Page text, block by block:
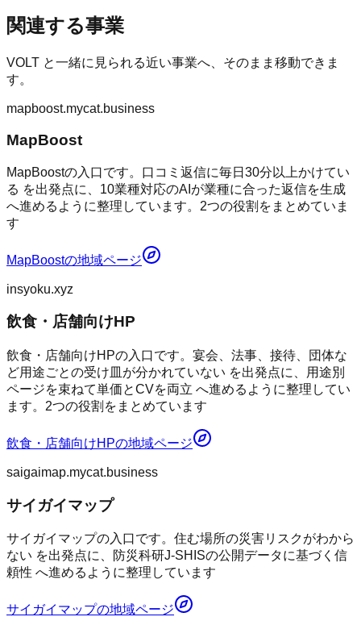
関連する事業
VOLT と一緒に見られる近い事業へ、そのまま移動できま
す。
mapboost.mycat.business
MapBoost
MapBoostの入口です。口コミ返信に毎日30分以上かけてい
る を出発点に、10業種対応のAIが業種に合った返信を生成
へ進めるように整理しています。2つの役割をまとめていま
す
MapBoostの地域ページ
insyoku.xyz
飲食・店舗向けHP
飲食・店舗向けHPの入口です。宴会、法事、接待、団体な
ど用途ごとの受け皿が分かれていない を出発点に、用途別
ページを束ねて単価とCVを両立 へ進めるように整理してい
ます。2つの役割をまとめています
飲食・店舗向けHPの地域ページ
saigaimap.mycat.business
サイガイマップ
サイガイマップの入口です。住む場所の災害リスクがわから
ない を出発点に、防災科研J-SHISの公開データに基づく信
頼性 へ進めるように整理しています
サイガイマップの地域ページ